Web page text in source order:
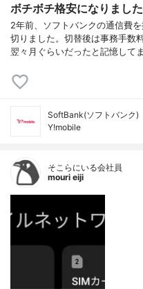
ボチボチ格安になりました
2年前、ソフトバンクの通信費
切りました。切替後は事務手数
翌々月ぐらいだったと記憶して
SoftBank(ソフトバンク)
Y!mobile
そこらにいる会社員
mouri eiji